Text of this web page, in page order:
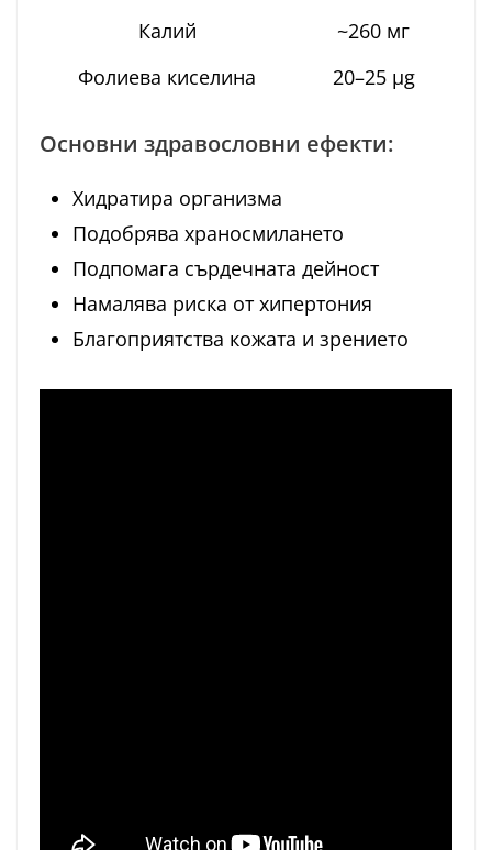
Калий
~260 мг
Фолиева киселина
20–25 μg
Основни здравословни ефекти:
Хидратира организма
Подобрява храносмилането
Подпомага сърдечната дейност
Намалява риска от хипертония
Благоприятства кожата и зрението